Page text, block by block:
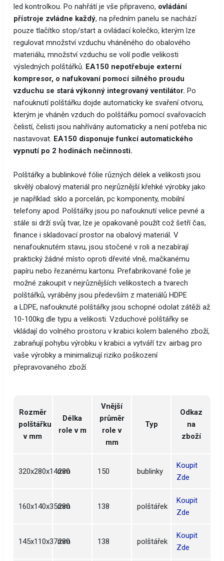
led kontrolkou. Po nahřátí je vše připraveno, ovládání
přístroje zvládne každý, na předním panelu se nachází
pouze tlačítko stop/start a ovládací kolečko, kterým lze
regulovat množství vzduchu vháněného do obalového
materiálu, množství vzduchu se volí podle velikosti
výsledných polštářků. EA150 nepotřebuje externí
kompresor, o nafukovaní pomocí silného proudu
vzduchu se stará výkonný integrovaný ventilátor. Po
nafouknutí polštářku dojde automaticky ke svaření otvoru,
kterým je vháněn vzduch do polštářku pomocí svařovacích
čelistí, čelisti jsou nahřívány automaticky a není potřeba nic
nastavovat. EA150 disponuje funkcí automatického
vypnutí po 2 hodinách nečinnosti.
Polštářky a bublinkové fólie různých délek a velikosti jsou
skvělý obalový materiál pro nejrůznější křehké výrobky jako
je například: sklo a porcelán, pc komponenty, mobilní
telefony apod. Polštářky jsou po nafouknutí velice pevné a
stále si drží svůj tvar, lze je opakovaně použít což šetří čas,
finance i skladovací prostor na obalový materiál. V
nenafouknutém stavu, jsou stočené v roli a nezabírají
praktický žádné místo oproti dřevité vlně, mačkanému
papíru nebo řezanému kartonu. Prefabrikované folie je
možné zakoupit v nejrůznějších velikostech a tvarech
polštářků, vyráběny jsou především z materiálů HDPE
a LDPE, nafouknuté polštářky jsou schopné odolat zátěži až
10-100kg dle typu a velikosti. Vzduchové polštářky se
vkládají do volného prostoru v krabici kolem baleného zboží,
zabraňují pohybu výrobku v krabici a vytváří tzv. airbag pro
vaše výrobky a minimalizují riziko poškození
přepravovaného zboží.
Rozměr
polštářku
v mm
Délka
role v m
Vnější
průměr
role v
mm
Typ
Odkaz
na
zboží
320x280x14mm
280 150 bublinky
Koupit
Zde
160x140x35mm
280 138 polštářek
Koupit
Zde
145x110x37mm
280 138 polštářek
Koupit
Zde